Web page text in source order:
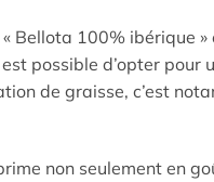
Bellota 100% ibérique
possible d’opter
de graisse, c’est
non seulement en